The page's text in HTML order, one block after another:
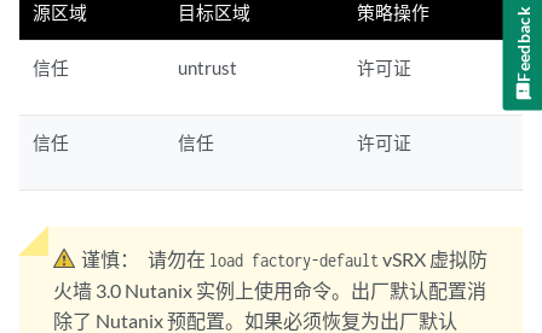
源区域 目标区域 策略操作
信任 untrust 许可证
信任 信任 许可证
谨慎： 请勿在 load factory-defaultvSRX 虚拟防
火墙 3.0 Nutanix 实例上使用命令。出厂默认配置消
除了 Nutanix 预配置。如果必须恢复为出厂默认
Feedback